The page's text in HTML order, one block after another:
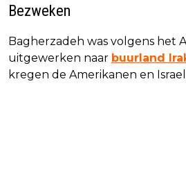
Bezweken
Bagherzadeh was volgens het
uitgewerken naar buurland
kregen de Amerikanen en